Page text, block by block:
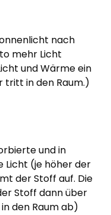
nach
mehr Licht
und Wärme ein
in den Raum.)
und in
Licht (je höher der
der Stoff auf. Die
Stoff dann über
den Raum ab)